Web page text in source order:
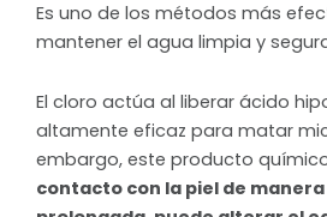
Es uno de los métodos más
mantener el agua limpia y
El cloro actúa al liberar ácido
altamente eficaz para matar
embargo, este producto
contacto con la piel de